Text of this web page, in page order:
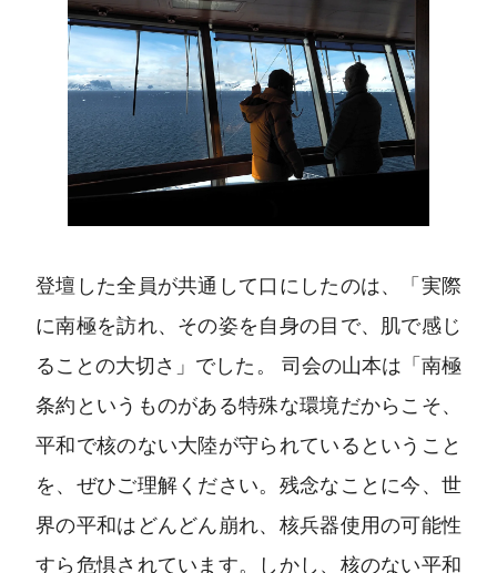
登壇した全員が共通して口にしたのは、「実際
に南極を訪れ、その姿を自身の目で、肌で感じ
ることの大切さ」でした。 司会の山本は「南極
条約というものがある特殊な環境だからこそ、
平和で核のない大陸が守られているということ
を、ぜひご理解ください。残念なことに今、世
界の平和はどんどん崩れ、核兵器使用の可能性
すら危惧されています。しかし、核のない平和